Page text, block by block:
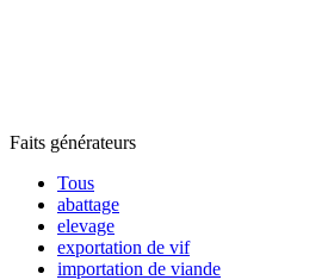
Faits générateurs
Tous
abattage
elevage
exportation de vif
importation de viande